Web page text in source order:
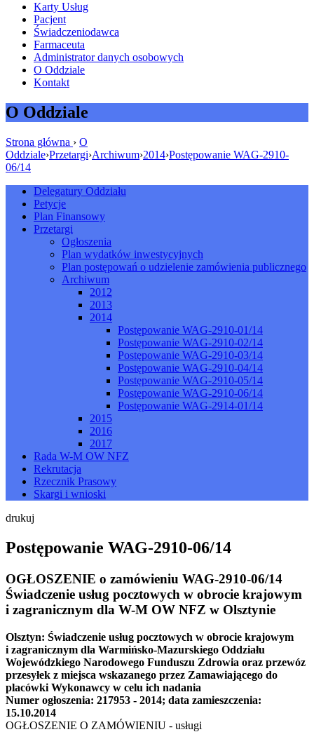
Karty Usług
Pacjent
Świadczeniodawca
Farmaceuta
Administrator danych osobowych
O Oddziale
Kontakt
O Oddziale
Strona główna › O
Oddziale›Przetargi›Archiwum›2014›Postępowanie WAG-2910-
06/14
Delegatury Oddziału
Petycje
Plan Finansowy
Przetargi
Ogłoszenia
Plan wydatków inwestycyjnych
Plan postępowań o udzielenie zamówienia publicznego
Archiwum
2012
2013
2014
Postępowanie WAG-2910-01/14
Postępowanie WAG-2910-02/14
Postępowanie WAG-2910-03/14
Postępowanie WAG-2910-04/14
Postępowanie WAG-2910-05/14
Postępowanie WAG-2910-06/14
Postępowanie WAG-2914-01/14
2015
2016
2017
Rada W-M OW NFZ
Rekrutacja
Rzecznik Prasowy
Skargi i wnioski
drukuj
Postępowanie WAG-2910-06/14
OGŁOSZENIE o zamówieniu WAG-2910-06/14
Świadczenie usług pocztowych w obrocie krajowym
i zagranicznym dla W-M OW NFZ w Olsztynie
Olsztyn: Świadczenie usług pocztowych w obrocie krajowym
i zagranicznym dla Warmińsko-Mazurskiego Oddziału
Wojewódzkiego Narodowego Funduszu Zdrowia oraz przewóz
przesyłek z miejsca wskazanego przez Zamawiającego do
placówki Wykonawcy w celu ich nadania
Numer ogłoszenia: 217953 - 2014; data zamieszczenia:
15.10.2014
OGŁOSZENIE O ZAMÓWIENIU - usługi